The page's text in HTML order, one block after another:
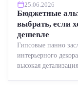
25.06.2026
Бюджетные
выбрать, если
дешевле
Гипсовые панно
интерьерного
высокая